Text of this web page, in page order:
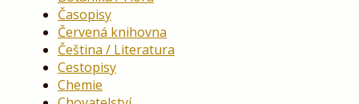
Časopisy
Červená knihovna
Čeština / Literatura
Cestopisy
Chemie